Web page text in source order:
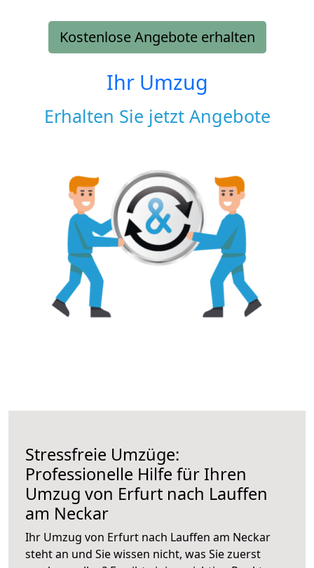
Kostenlose Angebote erhalten
Ihr Umzug
Erhalten Sie jetzt Angebote
Stressfreie Umzüge:
Professionelle Hilfe für Ihren
Umzug von Erfurt nach Lauffen
am Neckar
Ihr Umzug von Erfurt nach Lauffen am Neckar
steht an und Sie wissen nicht, was Sie zuerst